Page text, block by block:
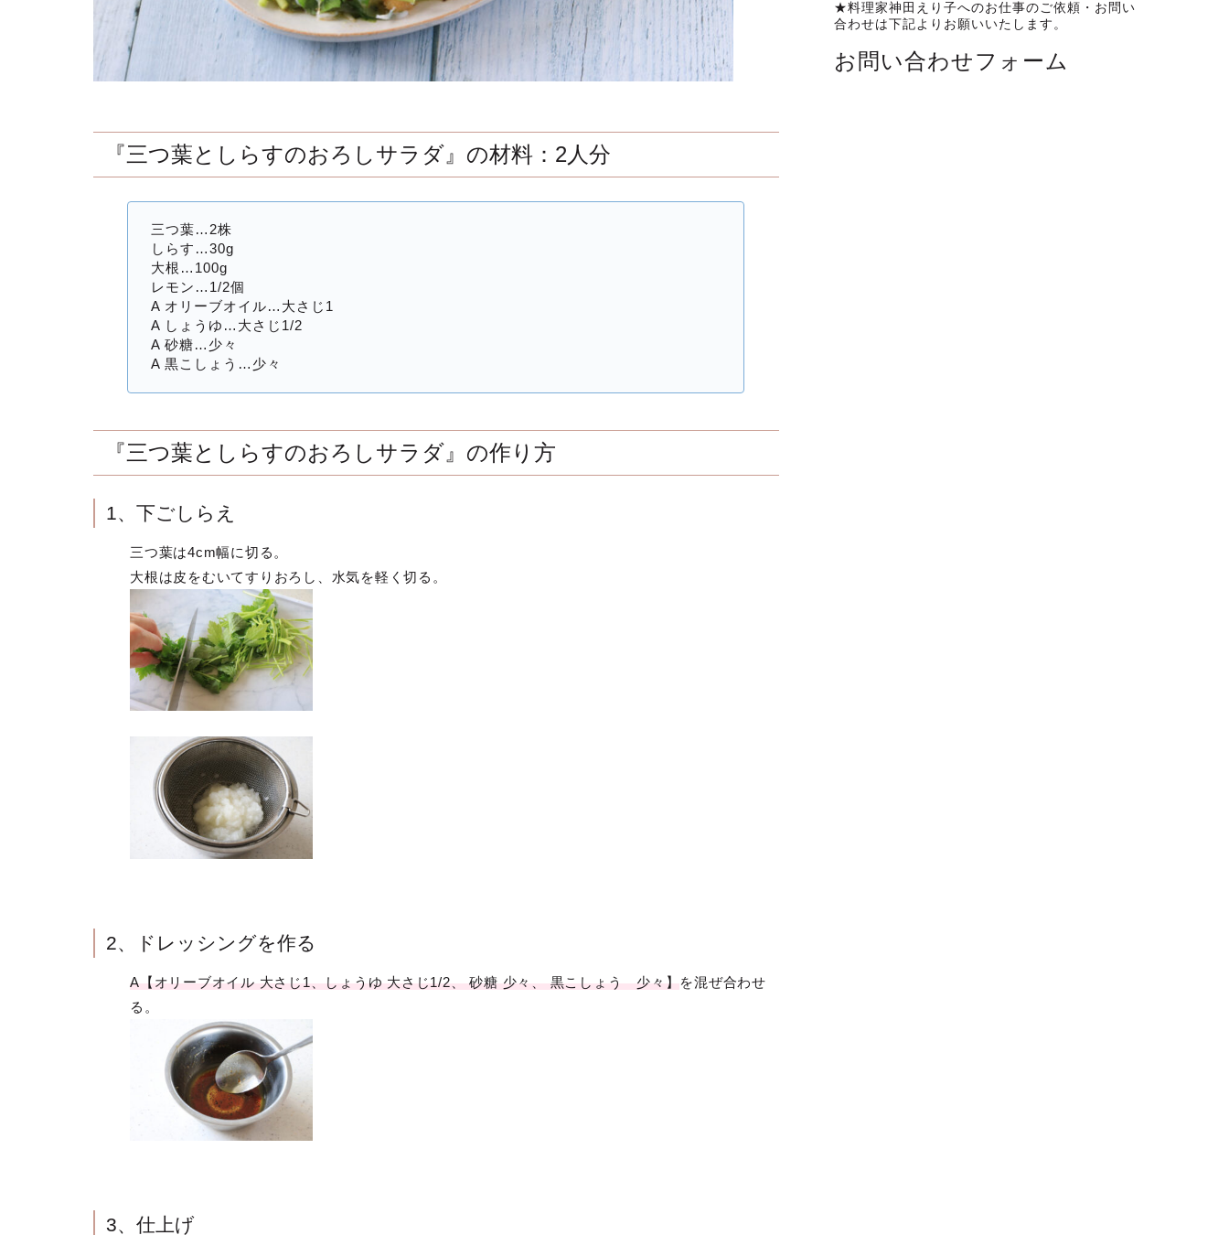
『三つ葉としらすのおろしサラダ』の材料：2人分
三つ葉…2株
しらす…30g
大根…100g
レモン…1/2個
A オリーブオイル…大さじ1
A しょうゆ…大さじ1/2
A 砂糖…少々
A 黒こしょう…少々
『三つ葉としらすのおろしサラダ』の作り方
1、下ごしらえ
三つ葉は4cm幅に切る。
大根は皮をむいてすりおろし、水気を軽く切る。
2、ドレッシングを作る
A【オリーブオイル 大さじ1、しょうゆ 大さじ1/2、 砂糖 少々、 黒こしょう 少々】 を混ぜ合わせ
る。
3、仕上げ
★料理家神田えり子へのお仕事のご依頼・お問い
合わせは下記よりお願いいたします。
お問い合わせフォーム